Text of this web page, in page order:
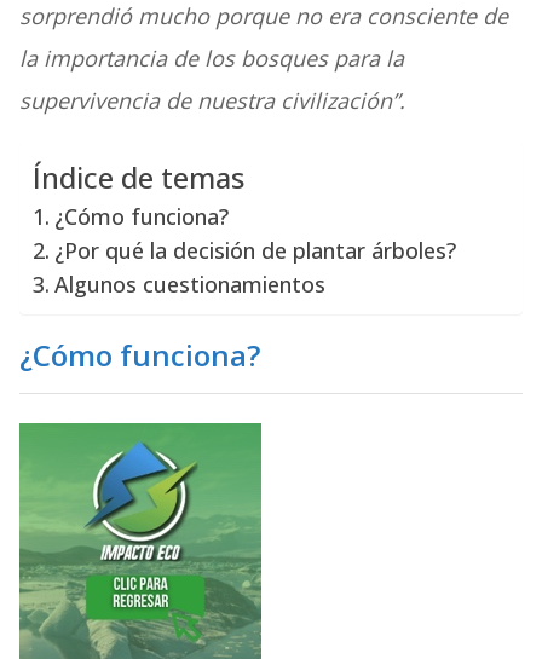
sorprendió mucho porque no era consciente de
la importancia de los bosques para la
supervivencia de nuestra civilización”.
Índice de temas
¿Cómo funciona?
¿Por qué la decisión de plantar árboles?
Algunos cuestionamientos
¿Cómo funciona?